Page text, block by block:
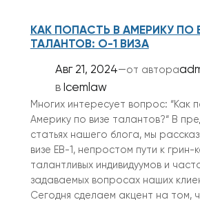
КАК ПОПАСТЬ В АМЕРИКУ ПО
ТАЛАНТОВ: O-1 ВИЗА
Авг 21, 2024—от автора
в Icemlaw
Многих интересует вопрос: “Как
Америку по визе талантов?“ В
статьях нашего блога, мы
визе EB-1, непростом пути к грин-
талантливых индивидуумов и
задаваемых вопросах наших
Сегодня сделаем акцент на том,